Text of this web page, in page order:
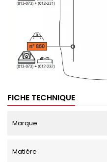
FICHE TECHNIQUE
Marque
Matière